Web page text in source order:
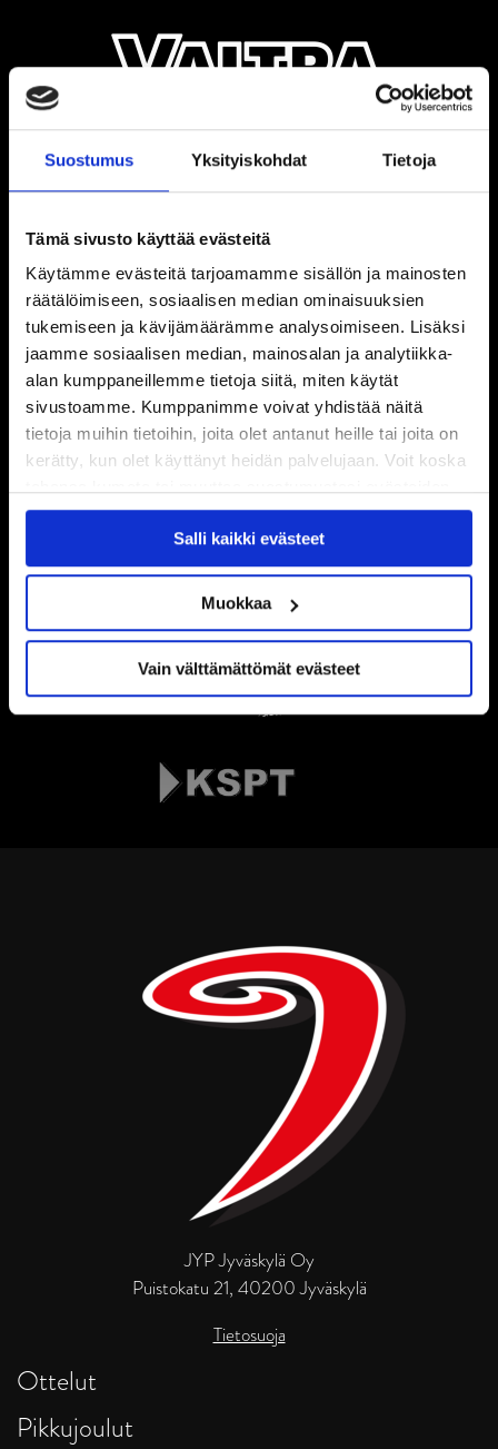
Suostumus Yksityiskohdat Tietoja
Tämä sivusto käyttää evästeitä
Käytämme evästeitä tarjoamamme sisällön ja mainosten
räätälöimiseen, sosiaalisen median ominaisuuksien
tukemiseen ja kävijämäärämme analysoimiseen. Lisäksi
jaamme sosiaalisen median, mainosalan ja analytiikka-
alan kumppaneillemme tietoja siitä, miten käytät
sivustoamme. Kumppanimme voivat yhdistää näitä
tietoja muihin tietoihin, joita olet antanut heille tai joita on
kerätty, kun olet käyttänyt heidän palvelujaan. Voit koska
käytöstäEvästeet-sivultamme.
Salli kaikki evästeet
Muokkaa
Vain välttämättömät evästeet
JYP Jyväskylä Oy
Puistokatu 21, 40200 Jyväskylä
Tietosuoja
Ottelut
Pikkujoulut